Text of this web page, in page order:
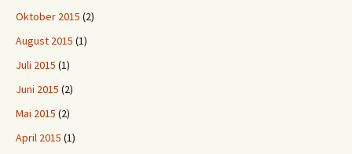
Oktober 2015 (2)
August 2015 (1)
Juli 2015 (1)
Juni 2015 (2)
Mai 2015 (2)
April 2015 (1)